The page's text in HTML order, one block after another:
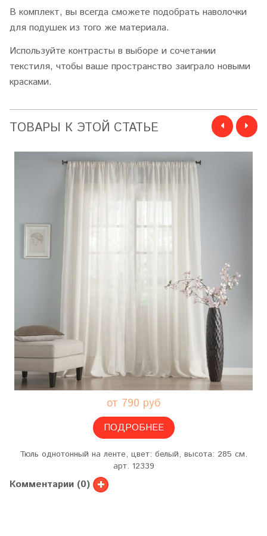
В комплект, вы всегда сможете подобрать наволочки
для подушек из того же материала.
Используйте контрасты в выборе и сочетании
текстиля, чтобы ваше пространство заиграло новыми
красками.
ТОВАРЫ К ЭТОЙ СТАТЬЕ
от 790 руб
ПОДРОБНЕЕ
Тюль однотонный на ленте, цвет: белый, высота: 285 см.
арт. 12339
Комментарии (0)